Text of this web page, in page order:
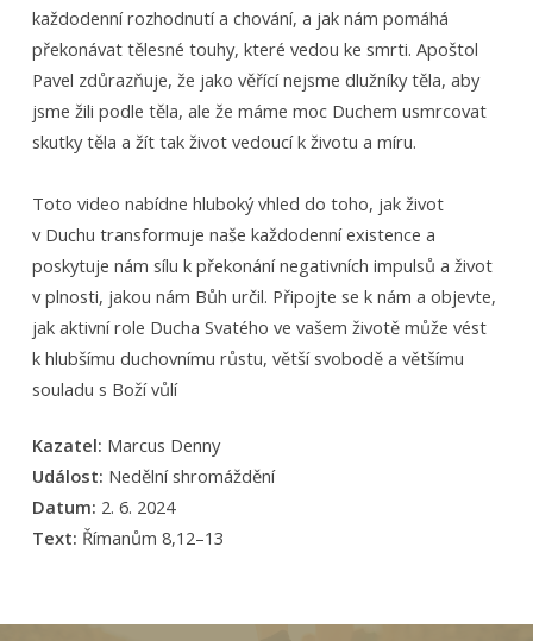
každodenní rozhodnutí a chování, a jak nám pomáhá
překonávat tělesné touhy, které vedou ke smrti. Apoštol
Pavel zdůrazňuje, že jako věřící nejsme dlužníky těla, aby
jsme žili podle těla, ale že máme moc Duchem usmrcovat
skutky těla a žít tak život vedoucí k životu a míru.
Toto video nabídne hluboký vhled do toho, jak život
v Duchu transformuje naše každodenní existence a
poskytuje nám sílu k překonání negativních impulsů a život
v plnosti, jakou nám Bůh určil. Připojte se k nám a objevte,
jak aktivní role Ducha Svatého ve vašem životě může vést
k hlubšímu duchovnímu růstu, větší svobodě a většímu
souladu s Boží vůlí
Kazatel: Marcus Denny
Událost: Nedělní shromáždění
Datum: 2. 6. 2024
Text: Římanům 8,12–13